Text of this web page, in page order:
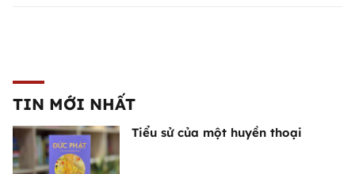
TIN MỚI NHẤT
Tiểu sử của một huyền thoại